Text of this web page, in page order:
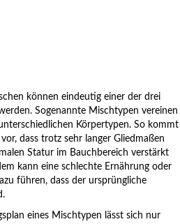
können eindeutig einer der drei
Sogenannte Mischtypen vereinen
Körpertypen. So kommt
dass trotz sehr langer Gliedmaßen
Statur im Bauchbereich verstärkt
kann eine schlechte Ernährung oder
führen, dass der ursprüngliche
eines Mischtypen lässt sich nur